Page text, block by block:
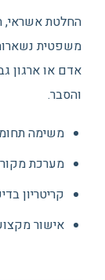
החלטת אשראי,
משפטית
אדם או ארגון
והסבר.
משימה
מערכת מקור
קריטריון
אישור